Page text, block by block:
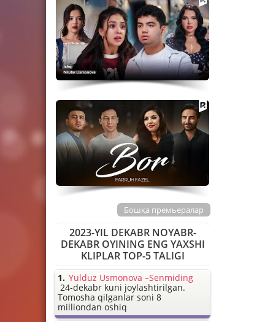
Бошқа премьералар
2023-YIL DEKABR NOYABR-
DEKABR OYINING ENG YAXSHI
KLIPLAR TOP-5 TALIGI
Yulduz Usmonova –Senmiding
24-dekabr kuni joylashtirilgan.
Tomosha qilganlar soni 8
milliondan oshiq